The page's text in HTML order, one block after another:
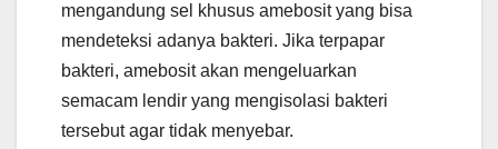
mengandung sel khusus amebosit yang bisa
mendeteksi adanya bakteri. Jika terpapar
bakteri, amebosit akan mengeluarkan
semacam lendir yang mengisolasi bakteri
tersebut agar tidak menyebar.